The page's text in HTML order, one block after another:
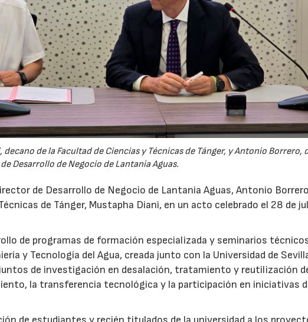
de la Facultad de Ciencias y Técnicas de Tánger, y Antonio Borrero,
de Desarrollo de Negocio de Lantania Aguas.
de Desarrollo de Negocio de Lantania Aguas, Antonio
de Tánger, Mustapha Diani, en un acto celebrado el 28 de
de programas de formación especializada y seminarios
y Tecnología del Agua, creada junto con la Universidad de
de investigación en desalación, tratamiento y reutilización
la transferencia tecnológica y la participación en iniciativas